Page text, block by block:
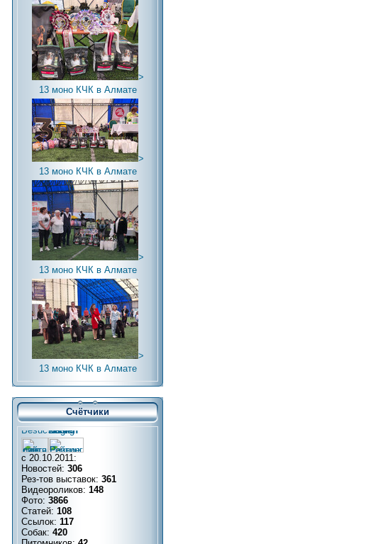
>
13 моно КЧК в Алмате
>
13 моно КЧК в Алмате
>
13 моно КЧК в Алмате
>
13 моно КЧК в Алмате
Счётчики
с 20.10.2011:
Новостей: 306
Рез-тов выставок: 361
Видеороликов: 148
Фото: 3866
Статей: 108
Ссылок: 117
Собак: 420